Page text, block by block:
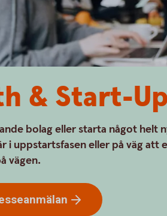
& Start-
bolag eller starta något helt
i uppstartsfasen eller på väg att
vägen.